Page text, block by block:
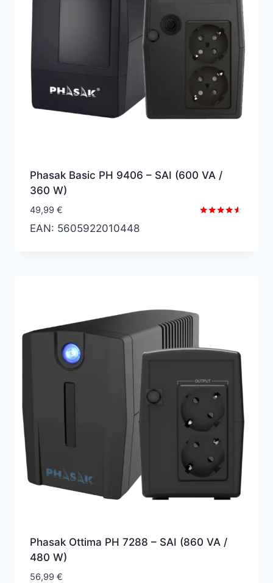
Phasak Basic PH 9406 – SAI (600 VA /
360 W)
49,99 €
EAN: 5605922010448
Phasak Ottima PH 7288 – SAI (860 VA /
480 W)
56,99 €